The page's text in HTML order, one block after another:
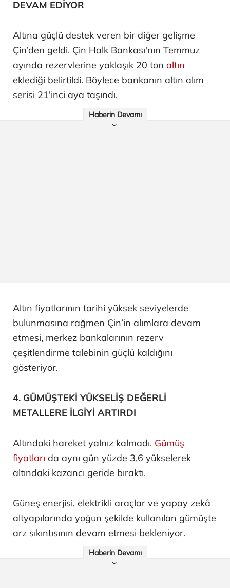
DEVAM EDİYOR
Altına güçlü destek veren bir diğer gelişme
Çin’den geldi. Çin Halk Bankası'nın Temmuz
ayında rezervlerine yaklaşık 20 ton altın
eklediği belirtildi. Böylece bankanın altın alım
serisi 21'inci aya taşındı.
Haberin Devamı
Altın fiyatlarının tarihi yüksek seviyelerde
bulunmasına rağmen Çin’in alımlara devam
etmesi, merkez bankalarının rezerv
çeşitlendirme talebinin güçlü kaldığını
gösteriyor.
4. GÜMÜŞTEKİ YÜKSELİŞ DEĞERLİ
METALLERE İLGİYİ ARTIRDI
Altındaki hareket yalnız kalmadı. Gümüş
fiyatları da aynı gün yüzde 3,6 yükselerek
altındaki kazancı geride bıraktı.
Güneş enerjisi, elektrikli araçlar ve yapay zekâ
altyapılarında yoğun şekilde kullanılan gümüşte
arz sıkıntısının devam etmesi bekleniyor.
Haberin Devamı